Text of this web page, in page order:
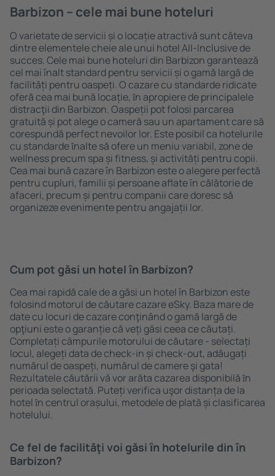
Barbizon – cele mai bune hoteluri
O varietate de servicii și o locație atractivă sunt câteva
dintre elementele cheie ale unui hotel All-Inclusive de
succes. Cele mai bune hoteluri din Barbizon garantează
cel mai înalt standard pentru servicii și o gamă largă de
facilități pentru oaspeți. O cazare cu standarde ridicate
oferă cea mai bună locație, ȋn apropiere de principalele
distracţii din Barbizon. Oaspeții pot folosi parcarea
gratuită și pot alege o cameră sau un apartament care să
corespundă perfect nevoilor lor. Este posibil ca hotelurile
cu standarde ȋnalte să ofere un meniu variabil, zone de
wellness precum spa și fitness, și activități pentru copii.
Cea mai bună cazare în Barbizon este o alegere perfectă
pentru cupluri, familii și persoane aflate în călătorie de
afaceri, precum și pentru companii care doresc să
organizeze evenimente pentru angajații lor.
Cum pot găsi un hotel în Barbizon?
Cea mai rapidă cale de a găsi un hotel în Barbizon este
folosind motorul de căutare cazare eSky. Baza mare de
date cu locuri de cazare conţinând o gamă largă de
opţiuni este o garanție că veți găsi ceea ce căutați.
Completați câmpurile motorului de căutare - selectați
locul, alegeți data de check-in și check-out, adăugați
numărul de oaspeți, numărul de camere şi gata!
Rezultatele căutării vă vor arăta cazarea disponibilă ȋn
perioada selectată. Puteți verifica uşor distanța de la
hotel ȋn centrul orașului, metodele de plată și clasificarea
hotelului.
Ce fel de facilităţi voi găsi ȋn hotelurile din în
Barbizon?